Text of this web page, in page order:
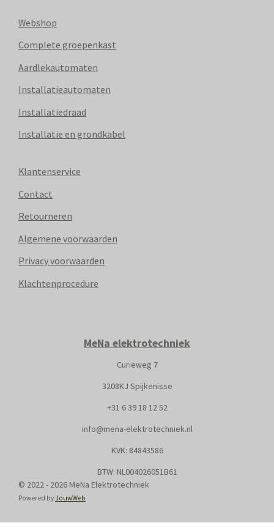
Webshop
Complete groepenkast
Aardlekautomaten
Installatieautomaten
Installatiedraad
Installatie en grondkabel
Klantenservice
Contact
Retourneren
Algemene voorwaarden
Privacy voorwaarden
Klachtenprocedure
MeNa elektrotechniek
Curieweg 7
3208KJ Spijkenisse
+31 6 39 18 12 52
info@mena-elektrotechniek.nl
KVK: 84843586
BTW: NL004026051B61
© 2022 - 2026 MeNa Elektrotechniek
Powered by JouwWeb